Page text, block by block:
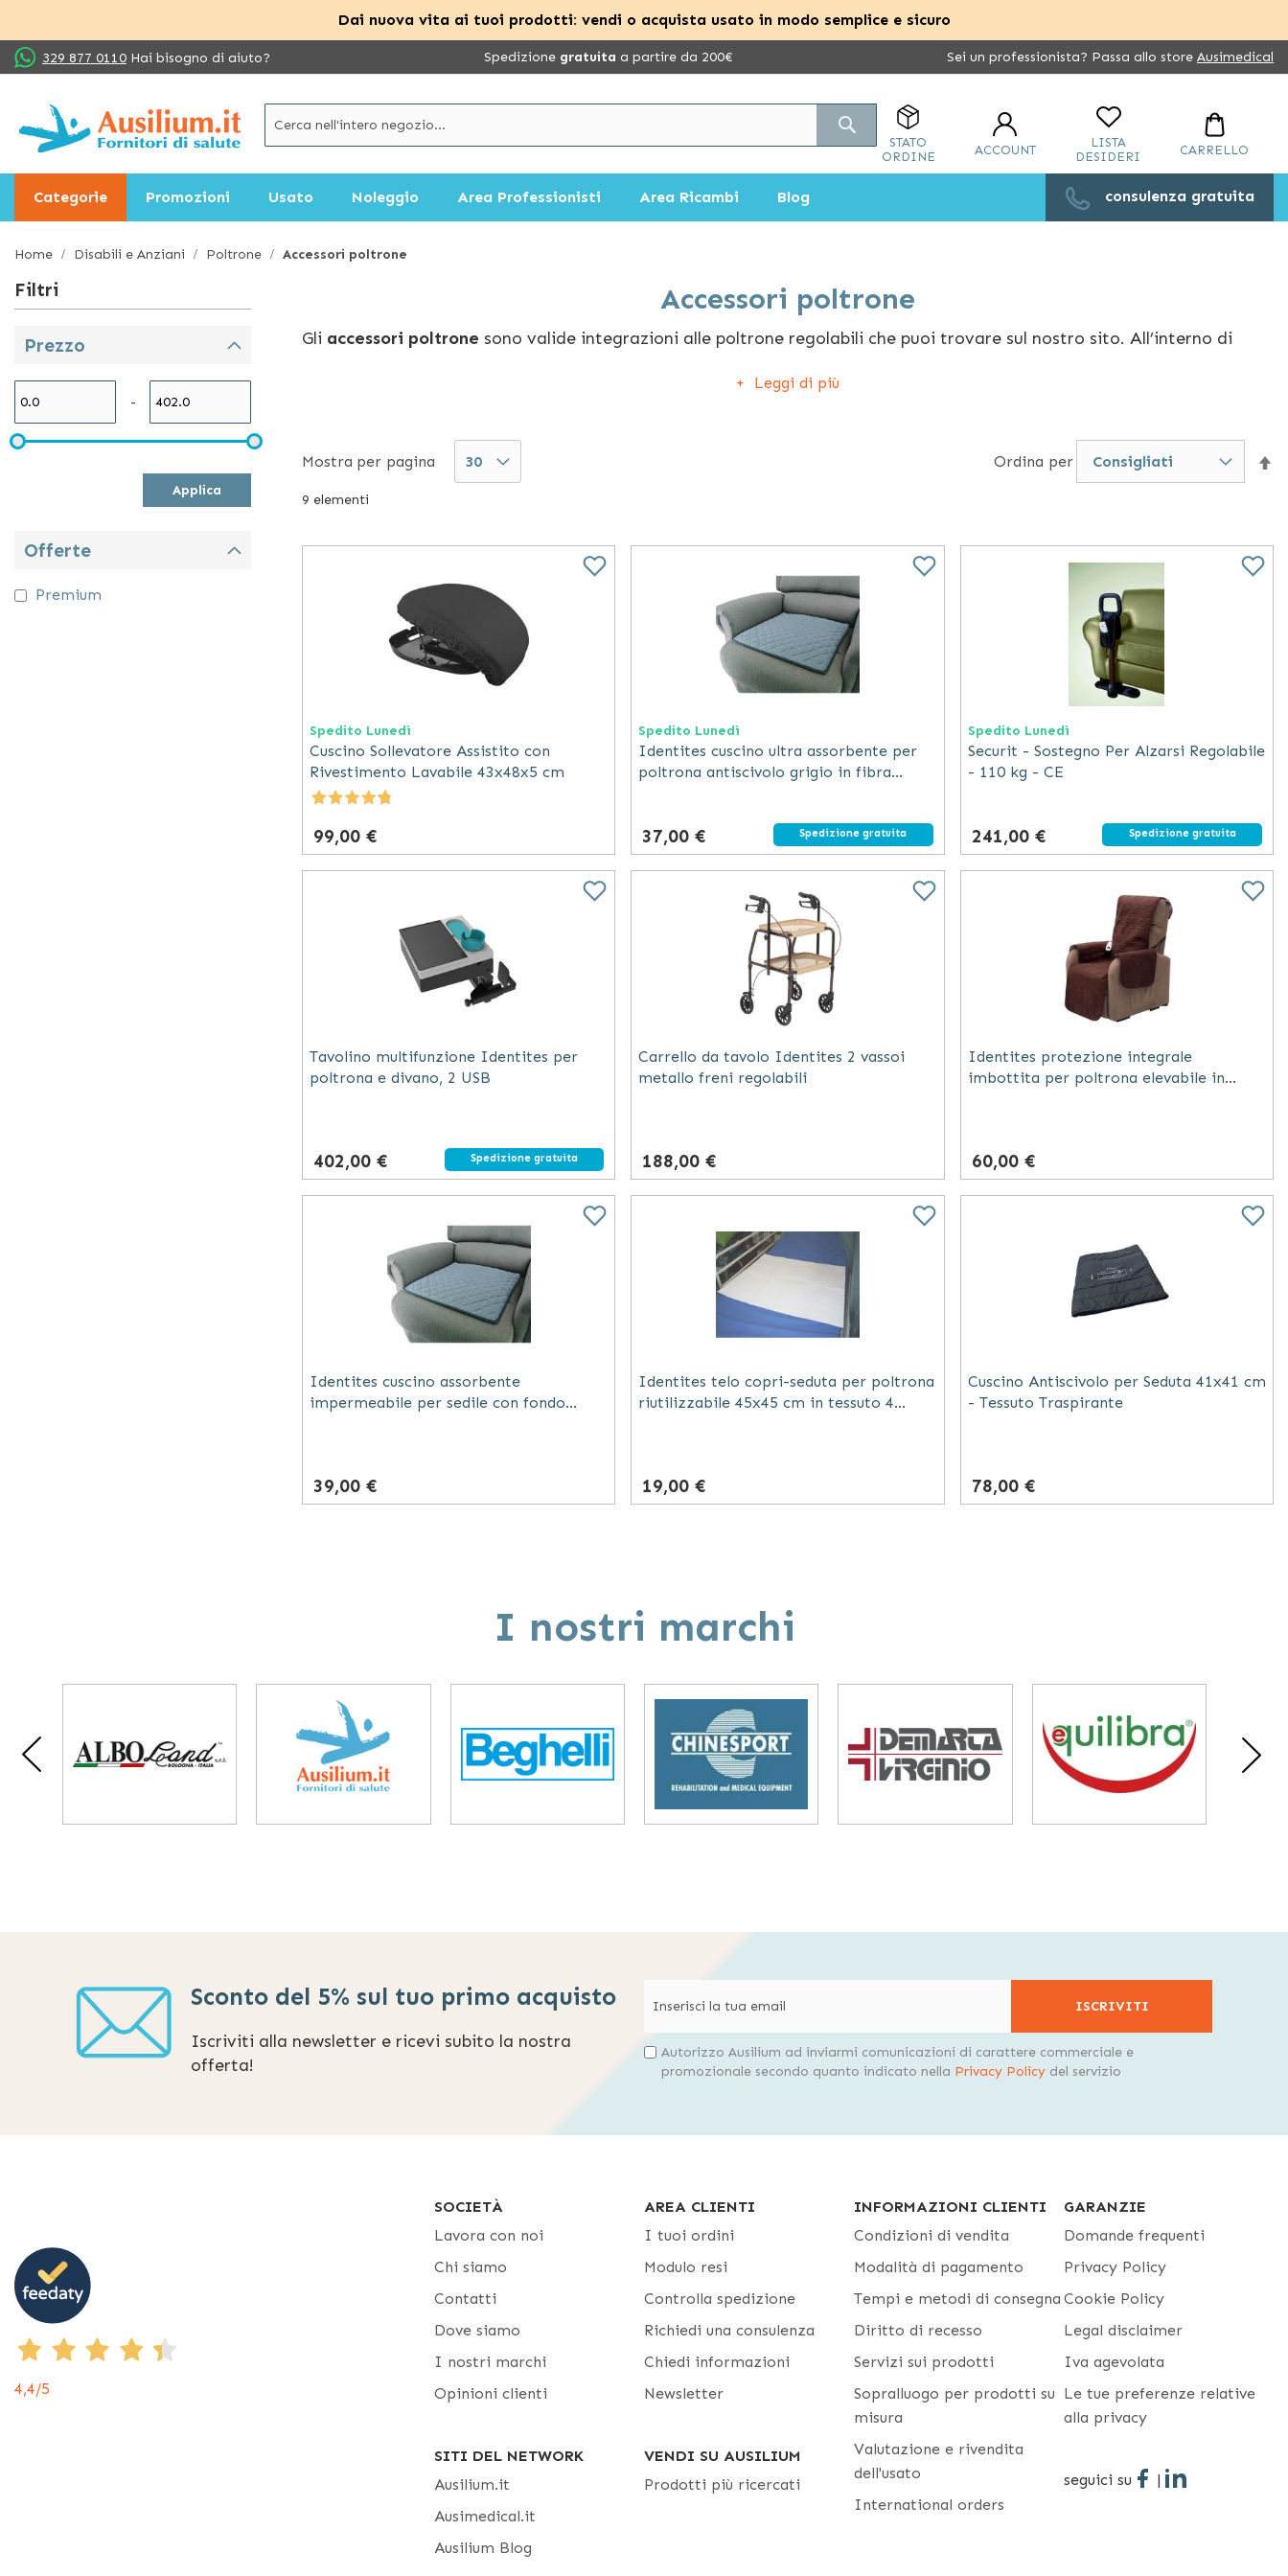
Dai nuova vita ai tuoi prodotti: vendi o acquista usato in modo semplice e sicuro
Salta
al
329 877 0110 Hai bisogno di aiuto? Spedizione gratuita a partire da 200€ Sei un professionista? Passa allo store Ausimedical
STATO
ORDINE
ACCOUNT
LISTA
DESIDERI
CARRELLO
Categorie Promozioni Usato Noleggio Area Professionisti Area Ricambi Blog consulenza gratuita
Home Disabili e Anziani Poltrone Accessori poltrone
Accessori poltrone
Gli accessori poltrone sono valide integrazioni alle poltrone regolabili che puoi trovare sul nostro sito. All’interno di
la cervicale a U regolabili in altezza, cuscini assorbenti per la seduta, protezioni integrale per la poltrona, sostegni per
Trovano infatti spazio all’interno degli
anche le fasce ferma pulsantiera, le cuffie protettive per i
bracciali, i cuscini sollevatori per alzata e seduta assistita e ogni altri prodotto che potrebbe migliorare la sicurezza e il
comfort nell’utilizzo di tale complemento.
Leggi di più
9 elementi
Mostra per pagina Ordina per
Spedito Lunedì
Cuscino Sollevatore Assistito con
Rivestimento Lavabile 43x48x5 cm
99,00 €
Spedito Lunedì
Identites cuscino ultra assorbente per
poltrona antiscivolo grigio in fibra
37,00 € Spedizione gratuita
Spedito Lunedì
Securit - Sostegno Per Alzarsi Regolabile
- 110 kg - CE
241,00 € Spedizione gratuita
Tavolino multifunzione Identites per
poltrona e divano, 2 USB
402,00 € Spedizione gratuita
Carrello da tavolo Identites 2 vassoi
metallo freni regolabili
188,00 €
Identites protezione integrale
imbottita per poltrona elevabile in
60,00 €
Identites cuscino assorbente
impermeabile per sedile con fondo
39,00 €
Identites telo copri-seduta per poltrona
riutilizzabile 45x45 cm in tessuto 4
19,00 €
Cuscino Antiscivolo per Seduta 41x41 cm
- Tessuto Traspirante
78,00 €
Filtri
Prezzo
-
Applica
Offerte
Premium
I nostri marchi
Sconto del 5% sul tuo primo acquisto
Iscriviti alla newsletter e ricevi subito la nostra
offerta!
ISCRIVITI
Autorizzo Ausilium ad inviarmi comunicazioni di carattere commerciale e
promozionale secondo quanto indicato nella Privacy Policy del servizio
4,4/5
SOCIETÀ
Lavora con noi
Chi siamo
Contatti
Dove siamo
I nostri marchi
Opinioni clienti
SITI DEL NETWORK
Ausilium.it
Ausimedical.it
Ausilium Blog
AREA CLIENTI
I tuoi ordini
Modulo resi
Controlla spedizione
Richiedi una consulenza
Chiedi informazioni
Newsletter
VENDI SU AUSILIUM
Prodotti più ricercati
INFORMAZIONI CLIENTI
Condizioni di vendita
Modalità di pagamento
Tempi e metodi di consegna
Diritto di recesso
Servizi sui prodotti
Sopralluogo per prodotti su
misura
Valutazione e rivendita
dell'usato
International orders
GARANZIE
Domande frequenti
Privacy Policy
Cookie Policy
Legal disclaimer
Iva agevolata
Le tue preferenze relative
alla privacy
seguici su |